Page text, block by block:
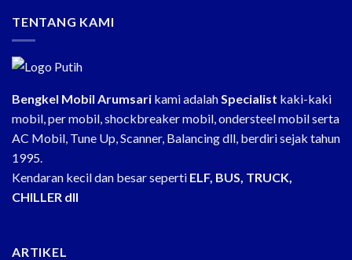
TENTANG KAMI
Bengkel Mobil Arumsari kami adalah Specialist kaki-kaki
mobil, per mobil, shockbreaker mobil, ondersteel mobil serta
AC Mobil, Tune Up, Scanner, Balancing dll, berdiri sejak tahun
1995.
Kendaran kecil dan besar seperti ELF, BUS, TRUCK,
CHILLER dll
ARTIKEL